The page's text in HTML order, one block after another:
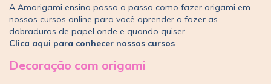
A Amorigami ensina passo a passo como fazer origami em
nossos cursos online para você aprender a fazer as
dobraduras de papel onde e quando quiser.
Clica aqui para conhecer nossos cursos
Decoração com origami